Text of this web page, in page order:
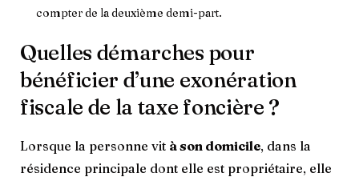
compter de la deuxième demi-part.
Quelles démarches pour
bénéficier d’une exonération
fiscale de la taxe foncière ?
Lorsque la personne vit à son domicile, dans la
résidence principale dont elle est propriétaire, elle